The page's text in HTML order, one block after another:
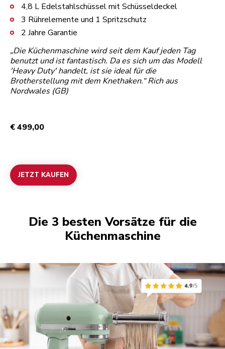
4,8 L Edelstahlschüssel mit Schüsseldeckel
3 Rührelemente und 1 Spritzschutz
2 Jahre Garantie
„Die Küchenmaschine wird seit dem Kauf jeden Tag
benutzt und ist fantastisch. Da es sich um das Modell
'Heavy Duty' handelt, ist sie ideal für die
Brotherstellung mit dem Knethaken.“ Rich aus
Nordwales (GB)
€ 499,00
JETZT KAUFEN
Die 3 besten Vorsätze für die
Küchenmaschine